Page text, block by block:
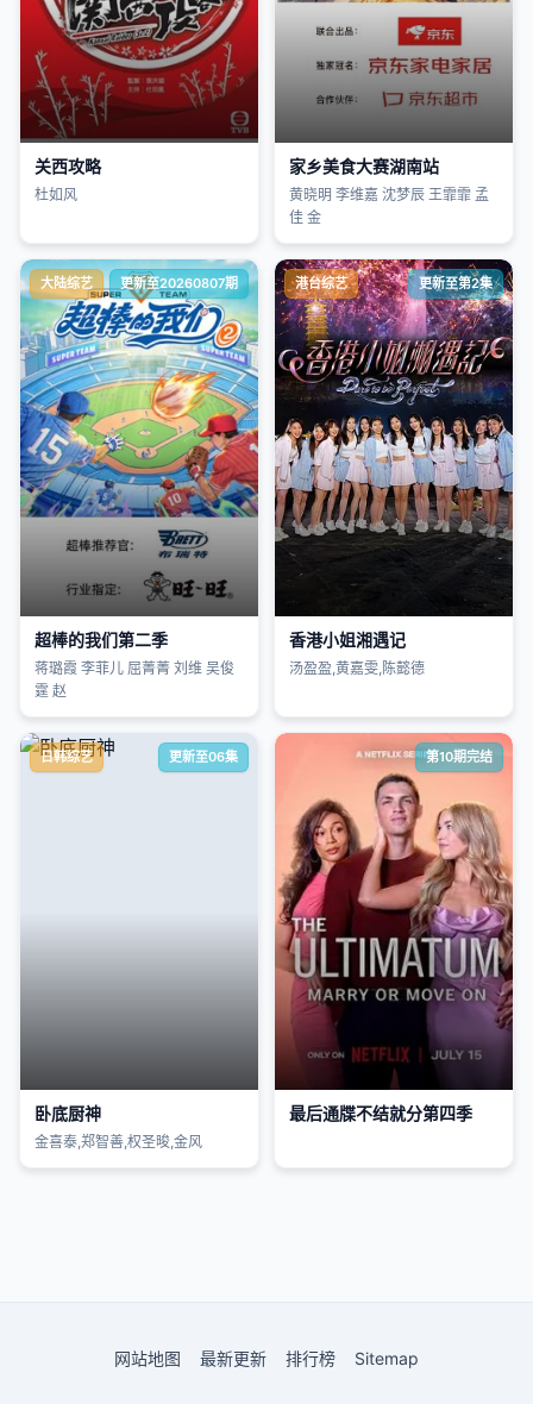
关西攻略
杜如风
家乡美食大赛湖南站
黄晓明 李维嘉 沈梦辰 王霏霏 孟
佳 金
大陆综艺 更新至20260807期
超棒的我们第二季
蒋璐霞 李菲儿 屈菁菁 刘维 吴俊
霆 赵
港台综艺 更新至第2集
香港小姐湘遇记
汤盈盈,黄嘉雯,陈懿德
日韩综艺 更新至06集
卧底厨神
金喜泰,郑智善,权圣晙,金风
第10期完结
最后通牒不结就分第四季
网站地图 最新更新 排行榜 Sitemap